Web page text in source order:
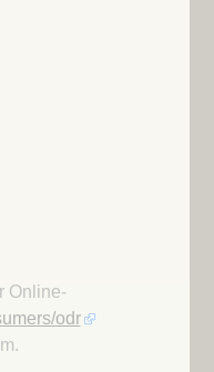
zerschlagen
Kapitel 15 – Neu-Freystadt
Online-
odr